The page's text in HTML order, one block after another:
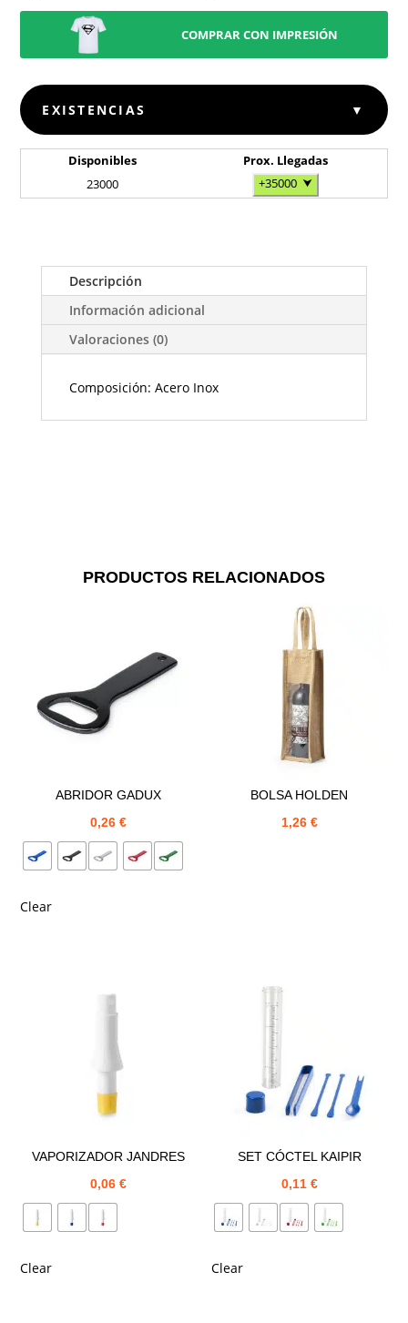
COMPRAR CON IMPRESIÓN
EXISTENCIAS ▼
Disponibles
Prox. Llegadas
23000
+35000 ⮟
Descripción
Información adicional
Valoraciones (0)
Composición: Acero Inox
PRODUCTOS RELACIONADOS
ABRIDOR GADUX
0,26€
Clear
BOLSA HOLDEN
1,26 €
VAPORIZADOR JANDRES
0,06€
Clear
SET CÓCTEL KAIPIR
0,11 €
Clear